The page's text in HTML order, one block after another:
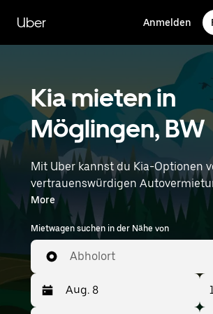
zum
Hauptinhalt
Uber Anmelden
Kia mieten in
Möglingen, BW
Mit Uber kannst du Kia-Optionen
vertrauenswürdigen
durchstöbern. Finde den richtigen
von Kia für Besorgungen,
tägliche Fahrten. Egal, ob du Preis,
Stil priorisierst: Hier findest du
deinen Wünschen entsprechen. Gib deine Zeit-
und Standortangaben (z. B.
ein, um Kia-Vermietungen in
More
Mietwagen suchen in der Nähe von
Abholort